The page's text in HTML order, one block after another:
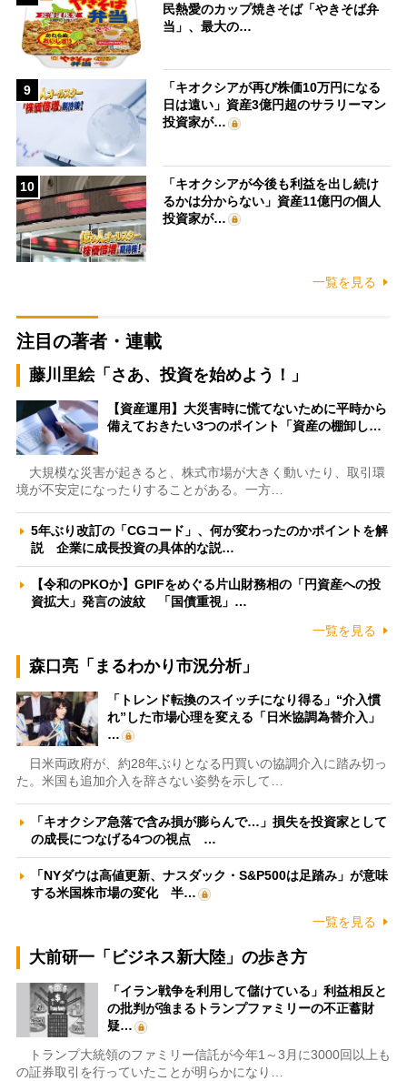
民熱愛のカップ焼きそば「やきそば弁
当」、最大の…
9
「キオクシアが再び株価10万円になる
日は遠い」資産3億円超のサラリーマン
投資家が…
10
「キオクシアが今後も利益を出し続け
るかは分からない」資産11億円の個人
投資家が…
一覧を見る
注目の著者・連載
藤川里絵「さあ、投資を始めよう！」
【資産運用】大災害時に慌てないために平時から
備えておきたい3つのポイント「資産の棚卸し…
大規模な災害が起きると、株式市場が大きく動いたり、取引環
境が不安定になったりすることがある。一方…
5年ぶり改訂の「CGコード」、何が変わったのかポイントを解
説 企業に成長投資の具体的な説…
【令和のPKOか】GPIFをめぐる片山財務相の「円資産への投
資拡大」発言の波紋 「国債重視」…
一覧を見る
森口亮「まるわかり市況分析」
「トレンド転換のスイッチになり得る」“介入慣
れ”した市場心理を変える「日米協調為替介入」
…
日米両政府が、約28年ぶりとなる円買いの協調介入に踏み切っ
た。米国も追加介入を辞さない姿勢を示して…
「キオクシア急落で含み損が膨らんで…」損失を投資家として
の成長につなげる4つの視点 …
「NYダウは高値更新、ナスダック・S&P500は足踏み」が意味
する米国株市場の変化 半…
一覧を見る
大前研一「ビジネス新大陸」の歩き方
「イラン戦争を利用して儲けている」利益相反と
の批判が強まるトランプファミリーの不正蓄財
疑…
トランプ大統領のファミリー信託が今年1～3月に3000回以上も
の証券取引を行っていたことが明らかになり…